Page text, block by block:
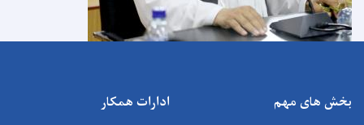
بخش های مهم ادارات همکار